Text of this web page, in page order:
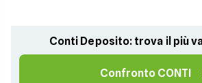
Conti Deposito: trova il più
Confronto CONTI